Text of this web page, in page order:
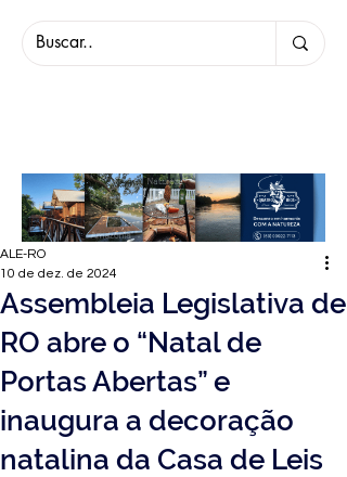
Assembleia Legislativa de
RO abre o “Natal de
Portas Abertas” e
inaugura a decoração
natalina da Casa de Leis
ALE-RO
10 de dez. de 2024